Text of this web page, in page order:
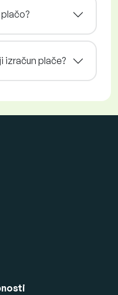
izračun plače?